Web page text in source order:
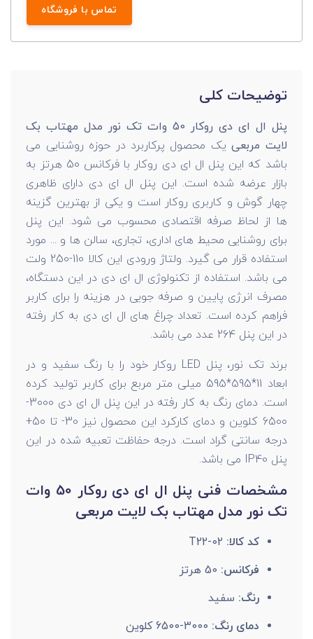
تماس با فروشگاه
توضیحات کلی
پنل ال ای دی روکار 50 وات تک نور مدل مهتاب بک
لایت مربعی یک محصول پرکاربرد در حوزه روشنایی می
باشد که این پنل ال ای دی روکار با فرکانس 50 هرتز به
بازار عرضه شده است. این پنل ال ای دی دارای ظاهری
چهار گوش و کاربری روکار است و یکی از بهترین گزینه
ها از لحاظ صرفه اقتصادی محسوب می شود. این پنل
برای روشنایی محیط های اداری، تجاری، سالن ها و ... مورد
استفاده قرار می گیرد. ولتاژ ورودی این کالا 110-250 ولت
می باشد. استفاده از تکنولوژی ال ای دی در این دستگاه،
مصرف انرژی پایین و صرفه جویی در هزینه را برای کاربر
فراهم کرده است. تعداد چراغ های ال ای دی به کار رفته
در این پنل 264 عدد می باشد.
برند تک نور، پنل LED روکار خود را با رنگ سفید و در
ابعاد 11*595*595 میلی متر مربع برای کاربر تولید کرده
است. دمای رنگ به کار رفته در این پنل ال ای دی 3000-
6500 کلوین و دمای کارکرد این محصول نیز 30- تا 50+
درجه سانتی گراد است. درجه حفاظت تعبیه شده در این
پنل IP40 می باشد.
مشخصات فنی پنل ال ای دی روکار 50 وات
تک نور مدل مهتاب بک لایت مربعی
کد کالا: T22-02
فرکانس:
رنگ: سفید
دمای رنگ: